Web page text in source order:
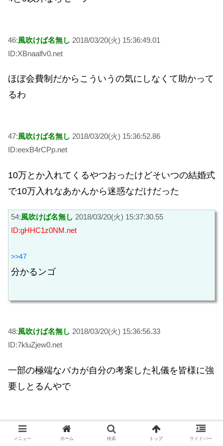
46:風吹けば名無し 2018/03/20(火) 15:36:49.01
ID:XBnaalfv0.net
ほぼ会費制だからこういうの気にしなくて助かって
るわ
47:風吹けば名無し 2018/03/20(火) 15:36:52.86
ID:eexB4rCPp.net
10万とか入れてくるやつおったけどそいつの結婚式
で10万入れなあかんから迷惑なだけだった
54:風吹けば名無し 2018/03/20(火) 15:37:30.55
ID:gHHC1z0NM.net
>>47
分かるンゴ
48:風吹けば名無し 2018/03/20(火) 15:36:56.33
ID:7kluZjew0.net
一部の極端なバカが自分の考案した礼儀を皆様に強
要しとるんやで
風吹けば名無し2018/03/20(火) 15:37:16.44
ID:jbpEr6E0p.net
メニュー ホーム 検索 トップ サイドバー